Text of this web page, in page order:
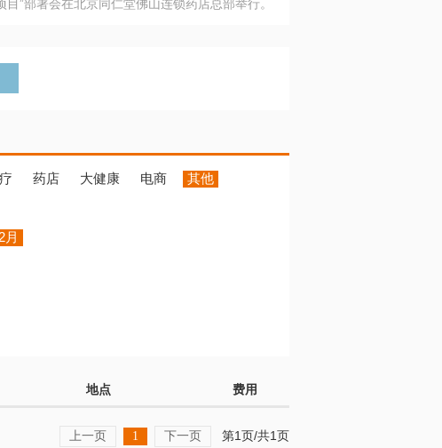
·区域增长大会，赋能工商对接、终端运营
发端”与“支付端”深度对话，更让监管、产业、资
目”部署会在北京同仁堂佛山连锁药店总部举行。
药店 大健康 电商
其他
月
地点 费用
上一页 1 下一页 第1页/共1页